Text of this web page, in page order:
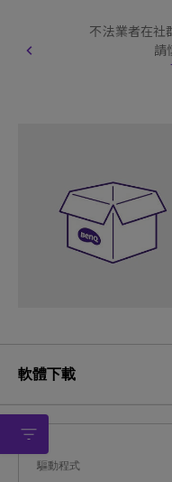
不法業者在社
請
軟體下載
驅動程式